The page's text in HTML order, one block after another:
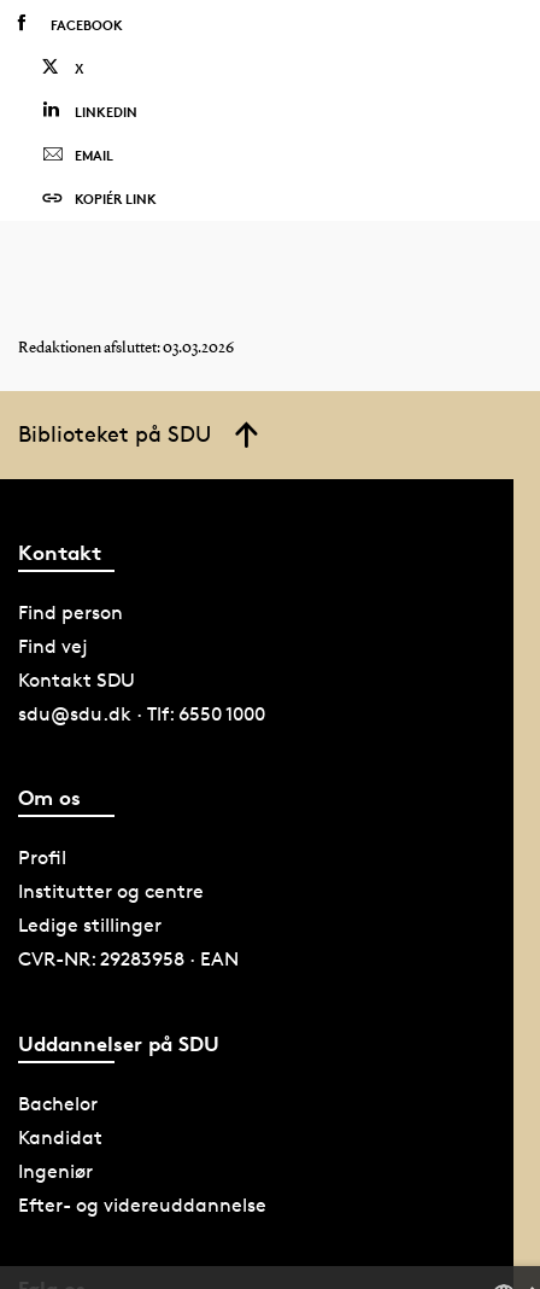
FACEBOOK
X
LINKEDIN
EMAIL
KOPIÉR LINK
Redaktionen afsluttet: 03.03.2026
Biblioteket på SDU
Kontakt
Find person
Find vej
Kontakt SDU
sdu@sdu.dk · Tlf: 6550 1000
Om os
Profil
Institutter og centre
Ledige stillinger
CVR-NR: 29283958 · EAN
Uddannelser på SDU
Bachelor
Kandidat
Ingeniør
Efter- og videreuddannelse